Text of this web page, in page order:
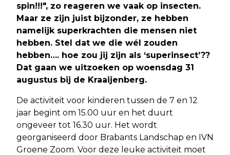
spin!!!", zo reageren we vaak op insecten.
Maar ze zijn juist bijzonder, ze hebben
namelijk superkrachten die mensen niet
hebben. Stel dat we die wél zouden
hebben…. hoe zou jij zijn als ‘superinsect’??
Dat gaan we uitzoeken op woensdag 31
augustus bij de Kraaijenberg.
De activiteit voor kinderen tussen de 7 en 12
jaar begint om 15.00 uur en het duurt
ongeveer tot 16.30 uur. Het wordt
georganiseerd door Brabants Landschap en IVN
Groene Zoom. Voor deze leuke activiteit moet